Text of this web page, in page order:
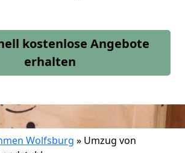
kostenlose Angebote
erhalten
Wolfsburg » Umzug von